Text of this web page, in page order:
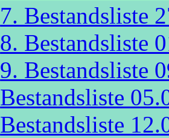
7. Bestandsliste
8. Bestandsliste
9. Bestandsliste
Bestandsliste
Bestandsliste